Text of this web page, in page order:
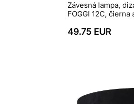
Závesná lampa,
FOGGI 12C, čierna
49.75 EUR